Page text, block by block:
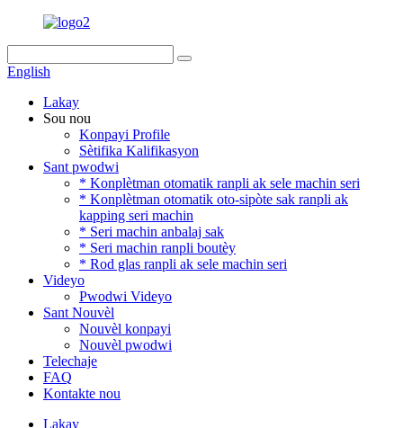
English
Lakay
Sou nou
Konpayi Profile
Sètifika Kalifikasyon
Sant pwodwi
* Konplètman otomatik ranpli ak sele machin seri
* Konplètman otomatik oto-sipòte sak ranpli ak
kapping seri machin
* Seri machin anbalaj sak
* Seri machin ranpli boutèy
* Rod glas ranpli ak sele machin seri
Videyo
Pwodwi Videyo
Sant Nouvèl
Nouvèl konpayi
Nouvèl pwodwi
Telechaje
FAQ
Kontakte nou
Lakay